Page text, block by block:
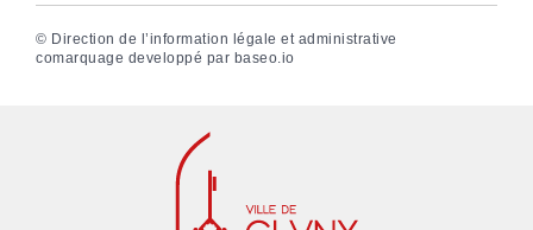
© Direction de l’information légale et administrative
comarquage developpé par baseo.io